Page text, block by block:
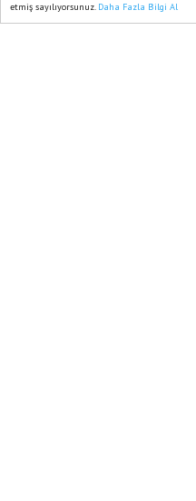
etmiş sayılıyorsunuz. Daha Fazla Bilgi Al
Ana Sayfa Web TV